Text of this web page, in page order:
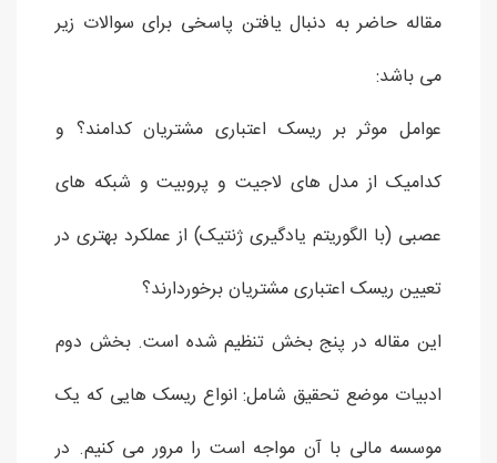
مقاله حاضر به دنبال یافتن پاسخی برای سوالات زیر
می باشد:
عوامل موثر بر ریسک اعتباری مشتریان کدامند؟ و
کدامیک از مدل های لاجیت و پروبیت و شبکه های
عصبی (با الگوریتم یادگیری ژنتیک) از عملکرد بهتری در
تعیین ریسک اعتباری مشتریان برخوردارند؟
این مقاله در پنج بخش تنظیم شده است. بخش دوم
ادبیات موضع تحقیق شامل: انواع ریسک هایی که یک
موسسه مالی با آن مواجه است را مرور می کنیم. در